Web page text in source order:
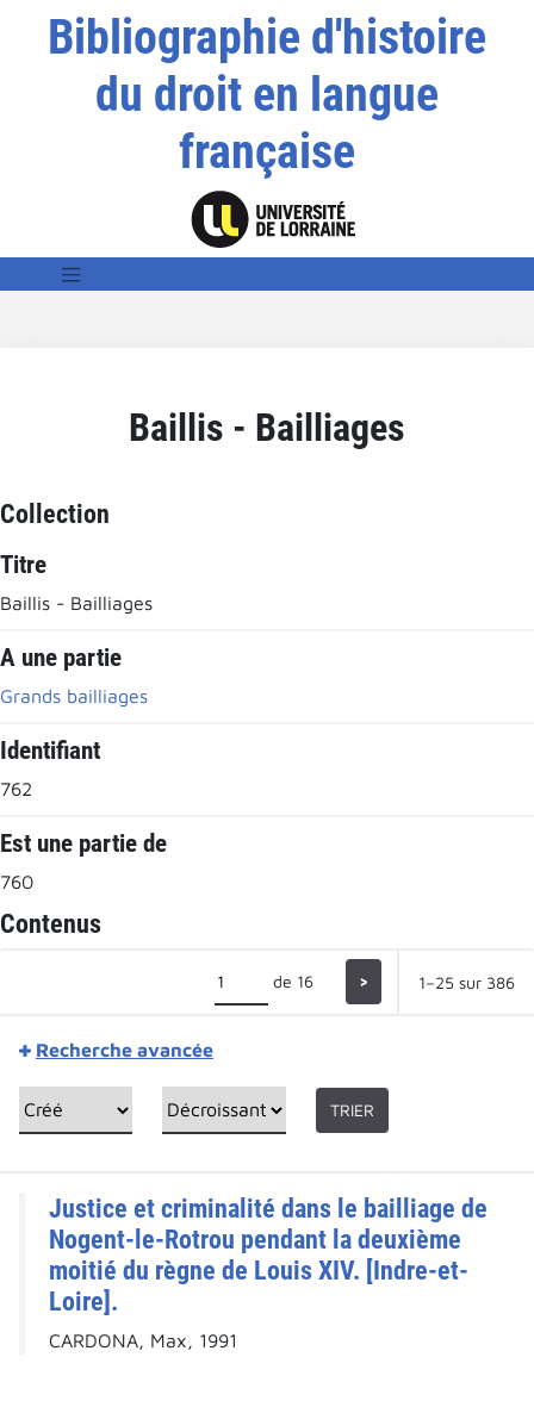
Bibliographie d'histoire
du droit en langue
française
Baillis - Bailliages
Collection
Titre
Baillis - Bailliages
A une partie
Grands bailliages
Identifiant
762
Est une partie de
760
Contenus
de 16 > 1–25 sur 386
Recherche avancée
TRIER
Justice et criminalité dans le bailliage de
Nogent-le-Rotrou pendant la deuxième
moitié du règne de Louis XIV. [Indre-et-
Loire].
CARDONA, Max, 1991